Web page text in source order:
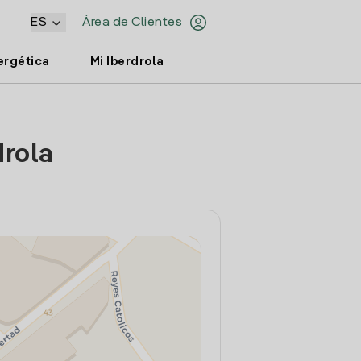
Área de Clientes
ES
Mi Iberdrola